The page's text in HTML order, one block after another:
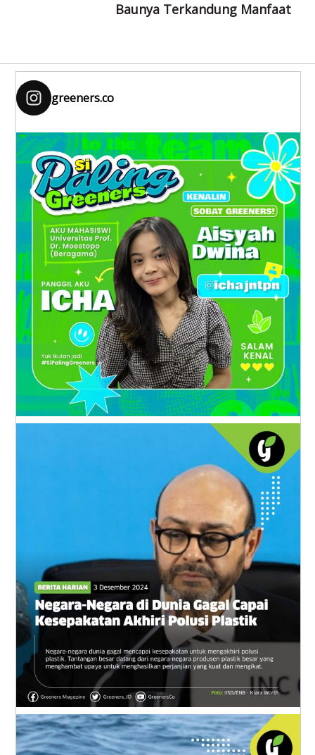
Baunya Terkandung Manfaat
greeners.co